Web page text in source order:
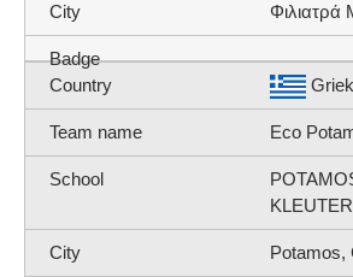
Φιλιατρά
Eco
Potamos,